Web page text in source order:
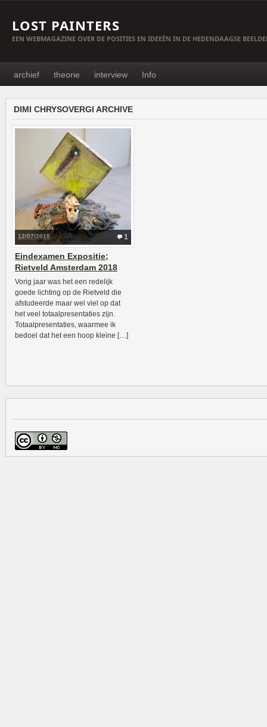
LOST PAINTERS
EEN WEBMAGAZINE OVER DE POSITIES EN IDEEËN IN DE HEDENDAAGSE
archief theorie interview Info
DIMI CHRYSOVERGI ARCHIVE
1
12/07/2018
Eindexamen Expositie;
Rietveld Amsterdam 2018
Vorig jaar was het een redelijk
goede lichting op de Rietveld die
afstudeerde maar wel viel op dat
het veel totaalpresentaties zijn.
Totaalpresentaties, waarmee ik
bedoel dat het een hoop kleine […]